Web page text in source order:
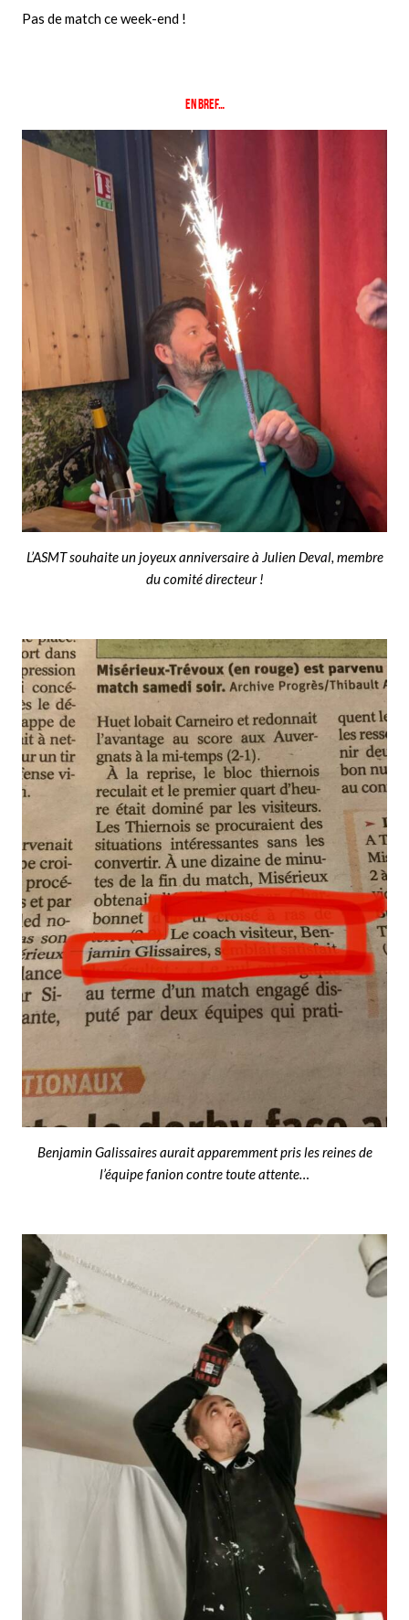
Pas de match ce week-end !
En bref…
L’ASMT souhaite un joyeux anniversaire à Julien Deval, membre
du comité directeur !
Benjamin Galissaires aurait apparemment pris les reines de
l’équipe fanion contre toute attente…